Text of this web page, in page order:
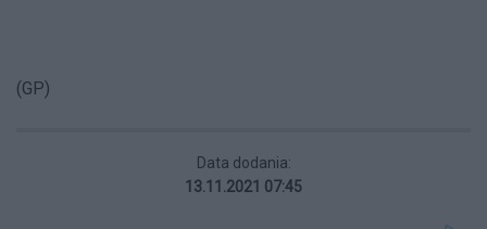
(GP)
Data dodania:
13.11.2021 07:45